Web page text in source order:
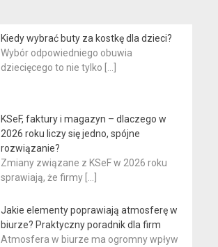
Kiedy wybrać buty za kostkę dla dzieci?
Wybór odpowiedniego obuwia
dziecięcego to nie tylko
KSeF, faktury i magazyn – dlaczego w
2026 roku liczy się jedno, spójne
rozwiązanie?
Zmiany związane z KSeF w 2026 roku
sprawiają, że firmy
Jakie elementy poprawiają atmosferę w
biurze? Praktyczny poradnik dla firm
Atmosfera w biurze ma ogromny wpływ